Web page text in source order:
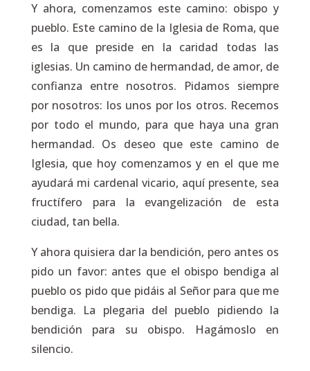
Y ahora, comenzamos este camino: obispo y
pueblo. Este camino de la Iglesia de Roma, que
es la que preside en la caridad todas las
iglesias. Un camino de hermandad, de amor, de
confianza entre nosotros. Pidamos siempre
por nosotros: los unos por los otros. Recemos
por todo el mundo, para que haya una gran
hermandad. Os deseo que este camino de
Iglesia, que hoy comenzamos y en el que me
ayudará mi cardenal vicario, aquí presente, sea
fructífero para la evangelización de esta
ciudad, tan bella.
Y ahora quisiera dar la bendición, pero antes os
pido un favor: antes que el obispo bendiga al
pueblo os pido que pidáis al Señor para que me
bendiga. La plegaria del pueblo pidiendo la
bendición para su obispo. Hagámoslo en
silencio.